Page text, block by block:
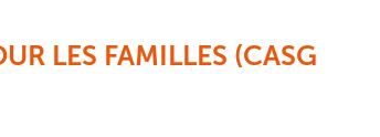
LES FAMILLES (CASG